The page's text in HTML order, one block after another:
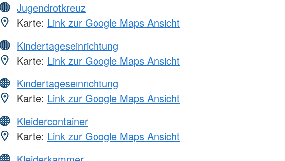
Jugendrotkreuz
Karte: Link zur Google Maps Ansicht
Kindertageseinrichtung
Karte: Link zur Google Maps Ansicht
Kindertageseinrichtung
Karte: Link zur Google Maps Ansicht
Kleidercontainer
Karte: Link zur Google Maps Ansicht